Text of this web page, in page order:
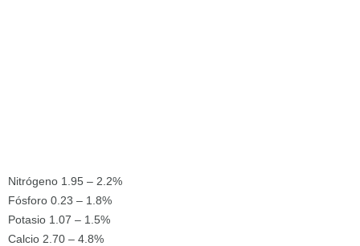
Nitrógeno 1.95 – 2.2%
Fósforo 0.23 – 1.8%
Potasio 1.07 – 1.5%
Calcio 2.70 – 4.8%